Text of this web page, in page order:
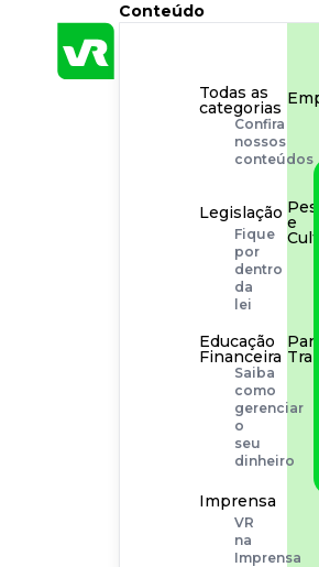
Conteúdo
Todas as
categorias
Confira
nossos
conteúdos
Legislação
Fique
por
dentro
da
lei
e
Educação
Financeira
Saiba
como
gerenciar
o
seu
dinheiro
Imprensa
VR
na
Imprensa